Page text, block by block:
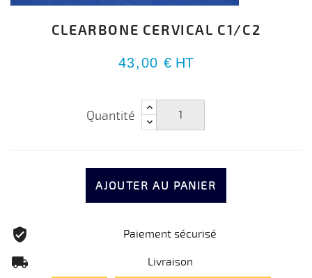
CLEARBONE CERVICAL C1/C2
43,00 € HT
Quantité
AJOUTER AU PANIER
Paiement sécurisé
Livraison